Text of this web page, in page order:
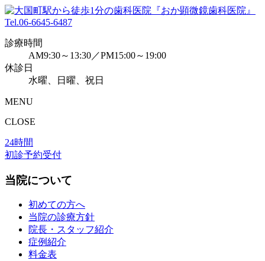
Tel.06-6645-6487
診療時間
AM9:30～13:30／PM15:00～19:00
休診日
水曜、日曜、祝日
MENU
CLOSE
24時間
初診予約受付
当院について
初めての方へ
当院の診療方針
院長・スタッフ紹介
症例紹介
料金表